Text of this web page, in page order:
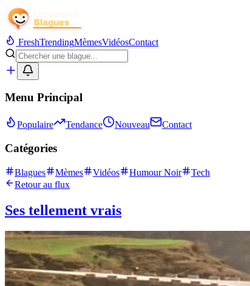
FreshTrendingMèmesVidéosContact
Menu Principal
Populaire Tendance Nouveau Contact
Catégories
Blagues Mèmes Vidéos Humour Noir
Tech
Retour au flux
Ses tellement vrais